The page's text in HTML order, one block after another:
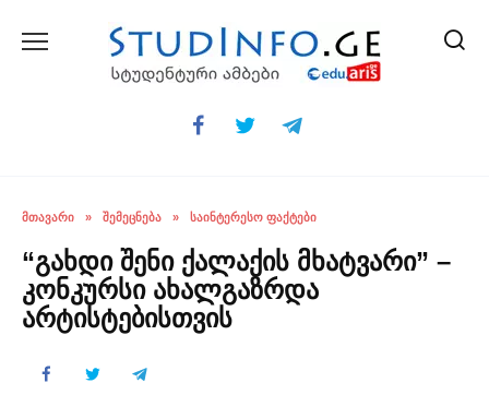
ᲛᲗᲐᲕᲐᲠᲘ » ᲨᲔᲛᲔᲪᲜᲔᲑᲐ » ᲡᲐᲘᲜᲢᲔᲠᲔᲡᲝ ᲤᲐᲥᲢᲔᲑᲘ
“გახდი შენი ქალაქის მხატვარი” –
კონკურსი ახალგაზრდა
არტისტებისთვის